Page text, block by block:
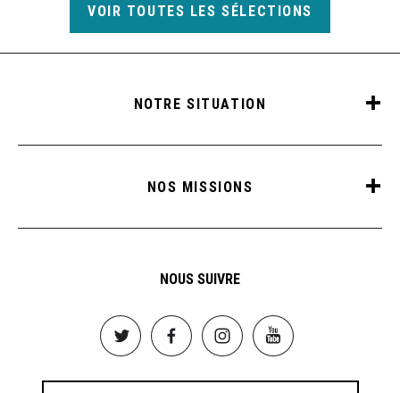
VOIR TOUTES LES SÉLECTIONS
NOTRE SITUATION
NOS MISSIONS
NOUS SUIVRE
Image Image Image Image